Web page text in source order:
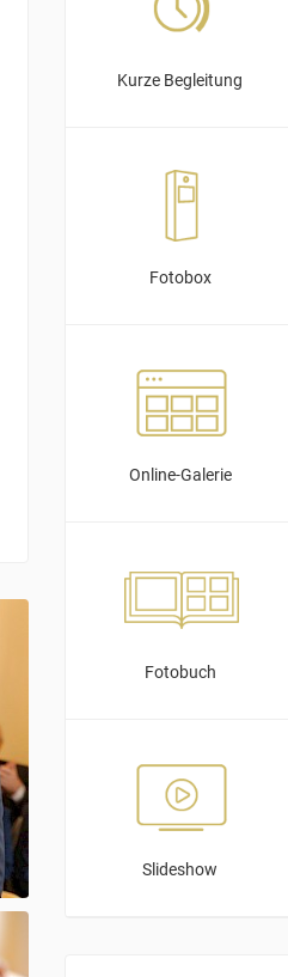
Kurze Begleitung
Fotobox
Online-Galerie
Fotobuch
Slideshow